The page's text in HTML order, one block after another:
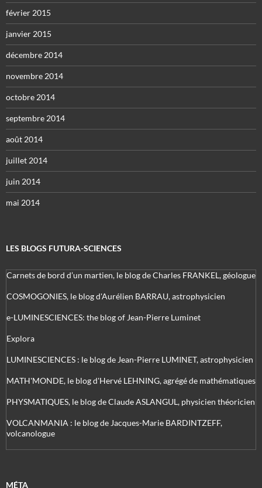
février 2015
janvier 2015
décembre 2014
novembre 2014
octobre 2014
septembre 2014
août 2014
juillet 2014
juin 2014
mai 2014
LES BLOGS FUTURA-SCIENCES
Carnets de bord d’un martien, le blog de Charles FRANKEL, géologue
COSMOGONIES, le blog d'Aurélien BARRAU, astrophysicien
e-LUMINESCIENCES: the blog of Jean-Pierre Luminet
Explora
LUMINESCIENCES : le blog de Jean-Pierre LUMINET, astrophysicien
MATH'MONDE, le blog d'Hervé LEHNING, agrégé de mathématiques
PHYSMATIQUES, le blog de Claude ASLANGUL, physicien théoricien
VOLCANMANIA : le blog de Jacques-Marie BARDINTZEFF,
volcanologue
MÉTA